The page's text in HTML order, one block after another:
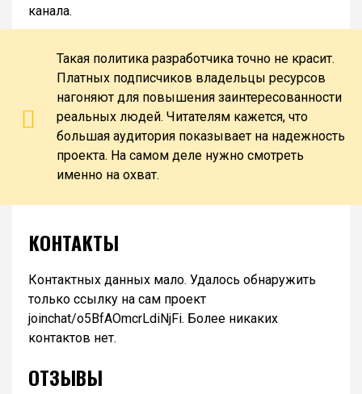
канала.
Такая политика разработчика точно не красит.
Платных подписчиков владельцы ресурсов
нагоняют для повышения заинтересованности
реальных людей. Читателям кажется, что
большая аудитория показывает на надежность
проекта. На самом деле нужно смотреть
именно на охват.
КОНТАКТЫ
Контактных данных мало. Удалось обнаружить
только ссылку на сам проект
joinchat/o5BfAOmcrLdiNjFi. Более никаких
контактов нет.
ОТЗЫВЫ